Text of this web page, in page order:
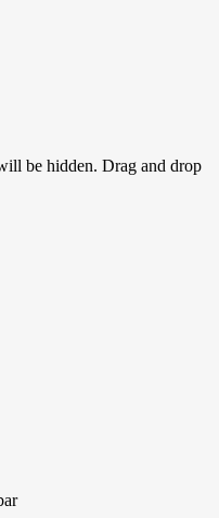
be hidden. Drag and drop